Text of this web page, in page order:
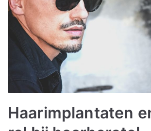
Haarimplantaten